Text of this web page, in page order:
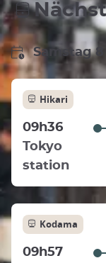
Samstag
Hikari
09h36
Tokyo
station
Kodama
09h57